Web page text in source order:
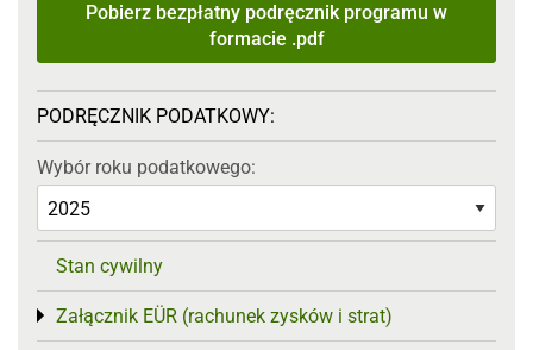
Pobierz bezpłatny podręcznik programu w
formacie .pdf
PODRĘCZNIK PODATKOWY:
Wybór roku podatkowego:
Stan cywilny
Załącznik EÜR (rachunek zysków i strat)
Toggle menu